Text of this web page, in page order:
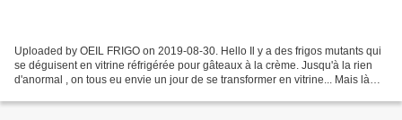
Uploaded by OEIL FRIGO on 2019-08-30. Hello Il y a des frigos mutants qui
se déguisent en vitrine réfrigérée pour gâteaux à la crème. Jusqu'à la rien
d'anormal , on tous eu envie un jour de se transformer en vitrine... Mais là